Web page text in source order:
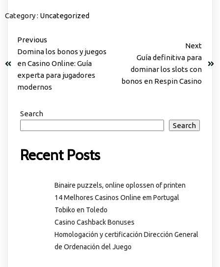
Category : Uncategorized
Previous
Domina los bonos y juegos
en Casino Online: Guía
experta para jugadores
modernos
Next
Guía definitiva para
dominar los slots con
bonos en Respin Casino
Search
Search
Recent Posts
Binaire puzzels, online oplossen of printen
14 Melhores Casinos Online em Portugal
Tobiko en Toledo
Casino Cashback Bonuses
Homologación y certificación Dirección General
de Ordenación del Juego